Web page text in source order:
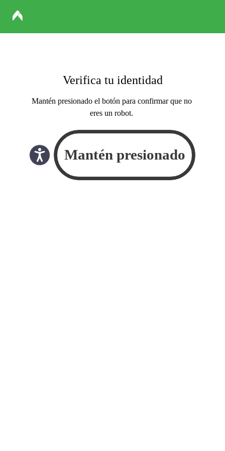
Verifica tu identidad
Mantén presionado el botón para confirmar que no
eres un robot.